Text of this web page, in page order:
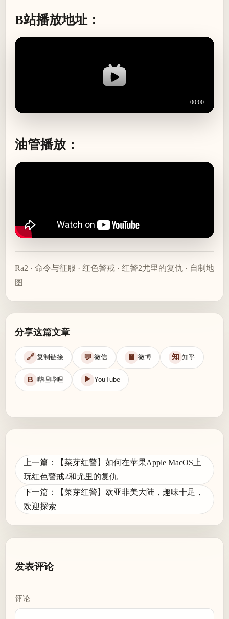
B站播放地址：
油管播放：
Ra2 · 命令与征服 · 红色警戒 · 红警2尤里的复仇 · 自制地
图
分享这篇文章
🔗 复制链接 💬 微信 🧧 微博 知 知乎
B 哔哩哔哩 ▶ YouTube
文
章
导
航
上一篇：【菜芽红警】如何在苹果Apple MacOS上
玩红色警戒2和尤里的复仇
下一篇：【菜芽红警】欧亚非美大陆，趣味十足，
欢迎探索
发表评论
评论